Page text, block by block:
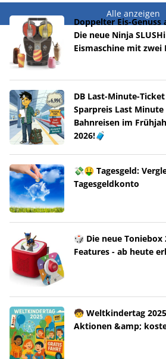
Alle anzeigen
Doppelter Eis-
Die neue Ninja
Eismaschine mit zwei
DB Last-Minute-
Sparpreis Last
Bahnreisen im
2026!🧳
💸🤑 Tagesgeld:
Tagesgeldkonto
🎲 Die neue
Features - ab heute
🧒 Weltkindertag
Aktionen &amp;